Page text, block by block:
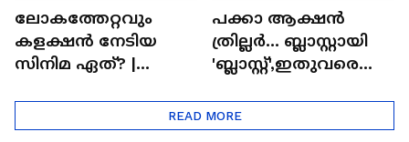
ലോകത്തേറ്റവും
കളക്ഷൻ നേടിയ
സിനിമ ഏത്? |
പക്കാ ആക്ഷൻ
ത്രില്ലർ... ബ്ലാസ്റ്റായി
'ബ്ലാസ്റ്റ്',ഇതുവരെയു
റിപ്പോർട്ട് പുറത്ത് |
Blast
READ MORE